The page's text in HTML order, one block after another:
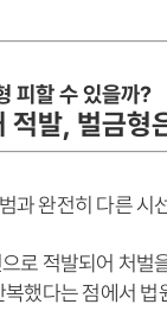
피할 수 있을까?
적발, 벌금형
과 완전히 다른 시
로 적발되어 처벌
했다는 점에서 법